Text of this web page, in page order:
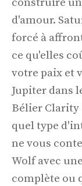
d'amour.
forcé à
ce qu'elles
votre paix et
Jupiter dans
Bélier Clarity
quel type
ne vous
Wolf avec
complète ou